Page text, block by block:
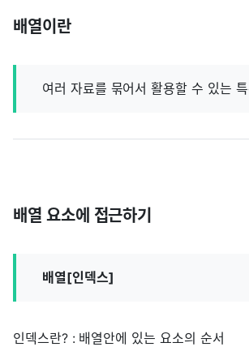
배열이란
여러 자료를 묶어서 활용할 수 있는
배열 요소에 접근하기
배열[인덱스]
인덱스란? : 배열안에 있는 요소의 순서